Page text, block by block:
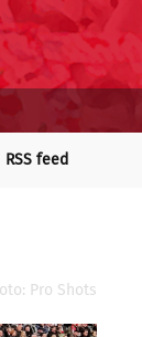
RSS feed
Pro Shots